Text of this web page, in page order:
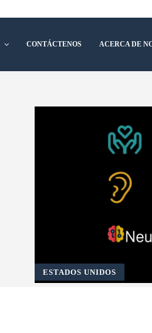
CONTÁCTENOS ACERCA DE
ESTADOS UNIDOS